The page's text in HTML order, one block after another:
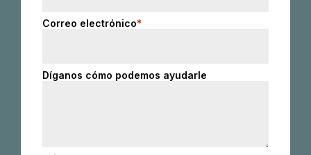
Correo electrónico*
Díganos cómo podemos ayudarle